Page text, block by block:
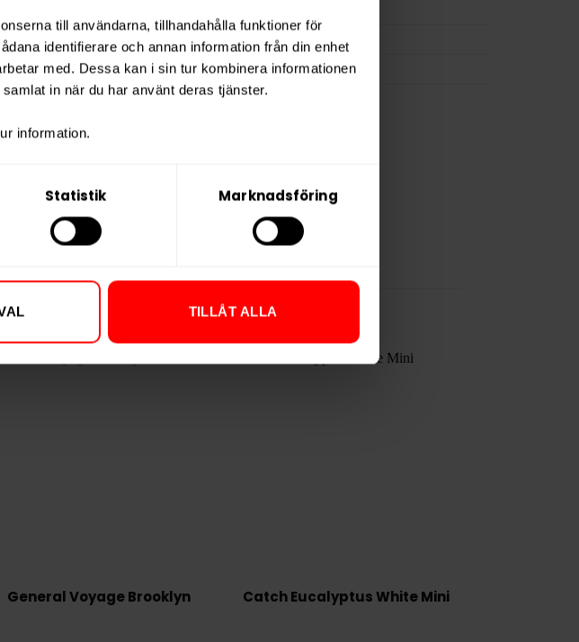
till användarna, tillhandahålla funktioner för
identifierare och annan information från din enhet
med. Dessa kan i sin tur kombinera informationen
in när du har använt deras tjänster.
information.
Statistik Marknadsföring
TILLÅT ALLA
Varumärke
Vårgårda
Tillverkare
JTI
General Voyage Brooklyn Catch Eucalyptus White Mini